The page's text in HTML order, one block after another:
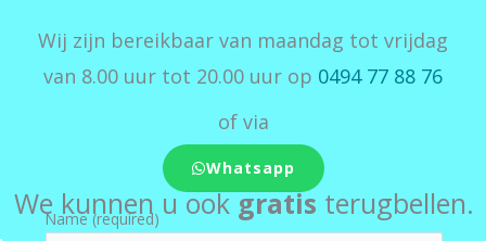
Wij zijn bereikbaar van maandag tot vrijdag
van 8.00 uur tot 20.00 uur op 0494 77 88 76
of via
Whatsapp
We kunnen u ookgratis terugbellen.
Name (required)